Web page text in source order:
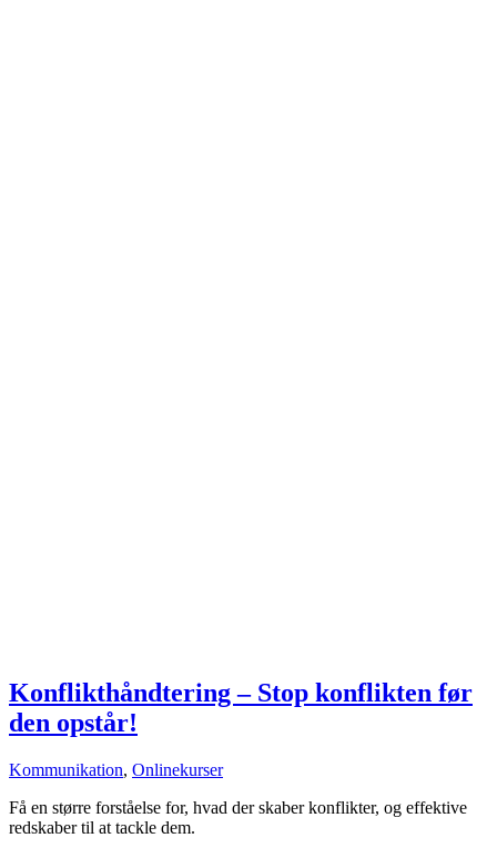
Konflikthåndtering – Stop konflikten før
den opstår!
Kommunikation, Onlinekurser
Få en større forståelse for, hvad der skaber konflikter, og effektive
redskaber til at tackle dem.